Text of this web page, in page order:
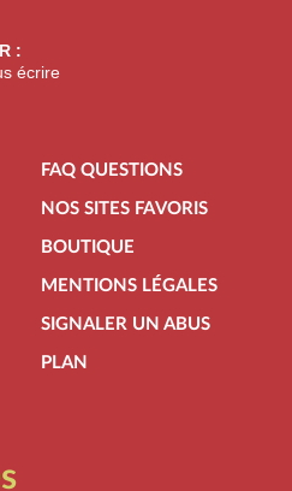
:
écrire
FAQ QUESTIONS
NOS SITES FAVORIS
BOUTIQUE
MENTIONS LÉGALES
SIGNALER UN ABUS
PLAN